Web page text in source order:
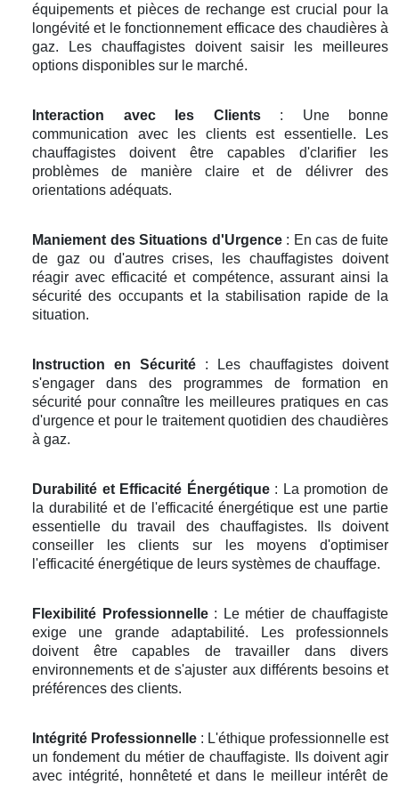
équipements et pièces de rechange est crucial pour la
longévité et le fonctionnement efficace des chaudières à
gaz. Les chauffagistes doivent saisir les meilleures
options disponibles sur le marché.
Interaction avec les Clients: Une bonne
communication avec les clients est essentielle. Les
chauffagistes doivent être capables d'clarifier les
problèmes de manière claire et de délivrer des
orientations adéquats.
Maniement des Situations d'Urgence: En cas de fuite
de gaz ou d'autres crises, les chauffagistes doivent
réagir avec efficacité et compétence, assurant ainsi la
sécurité des occupants et la stabilisation rapide de la
situation.
Instruction en Sécurité : Les chauffagistes doivent
s'engager dans des programmes de formation en
sécurité pour connaître les meilleures pratiques en cas
d'urgence et pour le traitement quotidien des chaudières
à gaz.
Durabilité et Efficacité Énergétique: La promotion de
la durabilité et de l'efficacité énergétique est une partie
essentielle du travail des chauffagistes. Ils doivent
conseiller les clients sur les moyens d'optimiser
l'efficacité énergétique de leurs systèmes de chauffage.
Flexibilité Professionnelle: Le métier de chauffagiste
exige une grande adaptabilité. Les professionnels
doivent être capables de travailler dans divers
environnements et de s'ajuster aux différents besoins et
préférences des clients.
Intégrité Professionnelle : L'éthique professionnelle est
un fondement du métier de chauffagiste. Ils doivent agir
avec intégrité, honnêteté et dans le meilleur intérêt de